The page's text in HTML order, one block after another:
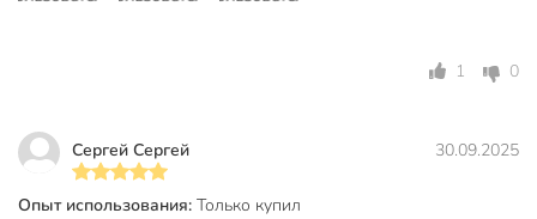
Вес в упаковке
Габариты упаковки
1 0
Сергей Сергей 30.09.2025
Опыт использования: Только купил